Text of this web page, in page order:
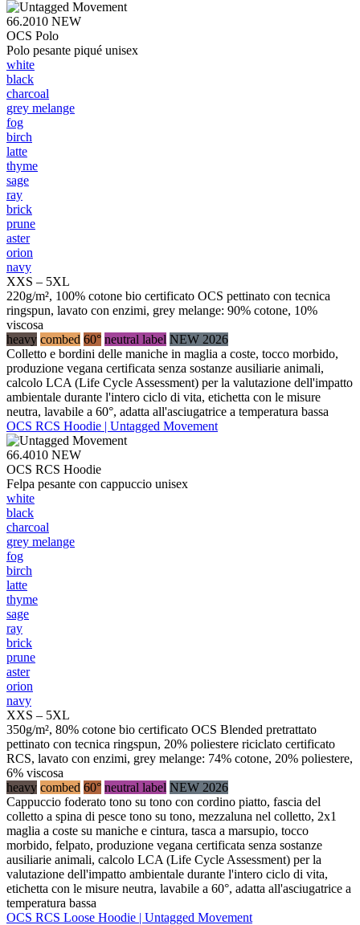
66.2010 NEW
OCS Polo
Polo pesante piqué unisex
white
black
charcoal
grey melange
fog
birch
latte
thyme
sage
ray
brick
prune
aster
orion
navy
XXS – 5XL
220g/m², 100% cotone bio certificato OCS pettinato con tecnica
ringspun, lavato con enzimi, grey melange: 90% cotone, 10%
viscosa
heavy combed 60° neutral label NEW 2026
Colletto e bordini delle maniche in maglia a coste, tocco morbido,
produzione vegana certificata senza sostanze ausiliarie animali,
calcolo LCA (Life Cycle Assessment) per la valutazione dell'impatto
ambientale durante l'intero ciclo di vita, etichetta con le misure
neutra, lavabile a 60°, adatta all'asciugatrice a temperatura bassa
OCS RCS Hoodie | Untagged Movement
66.4010 NEW
OCS RCS Hoodie
Felpa pesante con cappuccio unisex
white
black
charcoal
grey melange
fog
birch
latte
thyme
sage
ray
brick
prune
aster
orion
navy
XXS – 5XL
350g/m², 80% cotone bio certificato OCS Blended pretrattato
pettinato con tecnica ringspun, 20% poliestere riciclato certificato
RCS, lavato con enzimi, grey melange: 74% cotone, 20% poliestere,
6% viscosa
heavy combed 60° neutral label NEW 2026
Cappuccio foderato tono su tono con cordino piatto, fascia del
colletto a spina di pesce tono su tono, mezzaluna nel colletto, 2x1
maglia a coste su maniche e cintura, tasca a marsupio, tocco
morbido, felpato, produzione vegana certificata senza sostanze
ausiliarie animali, calcolo LCA (Life Cycle Assessment) per la
valutazione dell'impatto ambientale durante l'intero ciclo di vita,
etichetta con le misure neutra, lavabile a 60°, adatta all'asciugatrice a
temperatura bassa
OCS RCS Loose Hoodie | Untagged Movement